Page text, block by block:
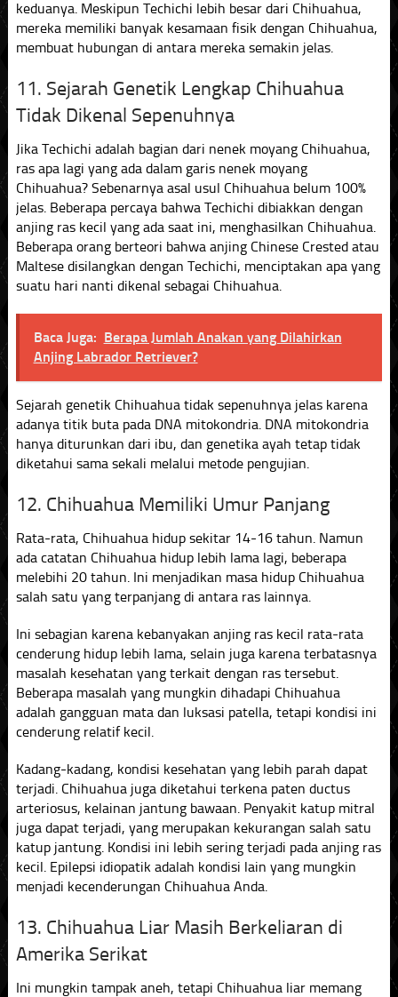
keduanya. Meskipun Techichi lebih besar dari Chihuahua,
mereka memiliki banyak kesamaan fisik dengan Chihuahua,
membuat hubungan di antara mereka semakin jelas.
11. Sejarah Genetik Lengkap Chihuahua
Tidak Dikenal Sepenuhnya
Jika Techichi adalah bagian dari nenek moyang Chihuahua,
ras apa lagi yang ada dalam garis nenek moyang
Chihuahua? Sebenarnya asal usul Chihuahua belum 100%
jelas. Beberapa percaya bahwa Techichi dibiakkan dengan
anjing ras kecil yang ada saat ini, menghasilkan Chihuahua.
Beberapa orang berteori bahwa anjing Chinese Crested atau
Maltese disilangkan dengan Techichi, menciptakan apa yang
suatu hari nanti dikenal sebagai Chihuahua.
Baca Juga: Berapa Jumlah Anakan yang Dilahirkan
Anjing Labrador Retriever?
Sejarah genetik Chihuahua tidak sepenuhnya jelas karena
adanya titik buta pada DNA mitokondria. DNA mitokondria
hanya diturunkan dari ibu, dan genetika ayah tetap tidak
diketahui sama sekali melalui metode pengujian.
12. Chihuahua Memiliki Umur Panjang
Rata-rata, Chihuahua hidup sekitar 14-16 tahun. Namun
ada catatan Chihuahua hidup lebih lama lagi, beberapa
melebihi 20 tahun. Ini menjadikan masa hidup Chihuahua
salah satu yang terpanjang di antara ras lainnya.
Ini sebagian karena kebanyakan anjing ras kecil rata-rata
cenderung hidup lebih lama, selain juga karena terbatasnya
masalah kesehatan yang terkait dengan ras tersebut.
Beberapa masalah yang mungkin dihadapi Chihuahua
adalah gangguan mata dan luksasi patella, tetapi kondisi ini
cenderung relatif kecil.
Kadang-kadang, kondisi kesehatan yang lebih parah dapat
terjadi. Chihuahua juga diketahui terkena paten ductus
arteriosus, kelainan jantung bawaan. Penyakit katup mitral
juga dapat terjadi, yang merupakan kekurangan salah satu
katup jantung. Kondisi ini lebih sering terjadi pada anjing ras
kecil. Epilepsi idiopatik adalah kondisi lain yang mungkin
menjadi kecenderungan Chihuahua Anda.
13. Chihuahua Liar Masih Berkeliaran di
Amerika Serikat
Ini mungkin tampak aneh, tetapi Chihuahua liar memang